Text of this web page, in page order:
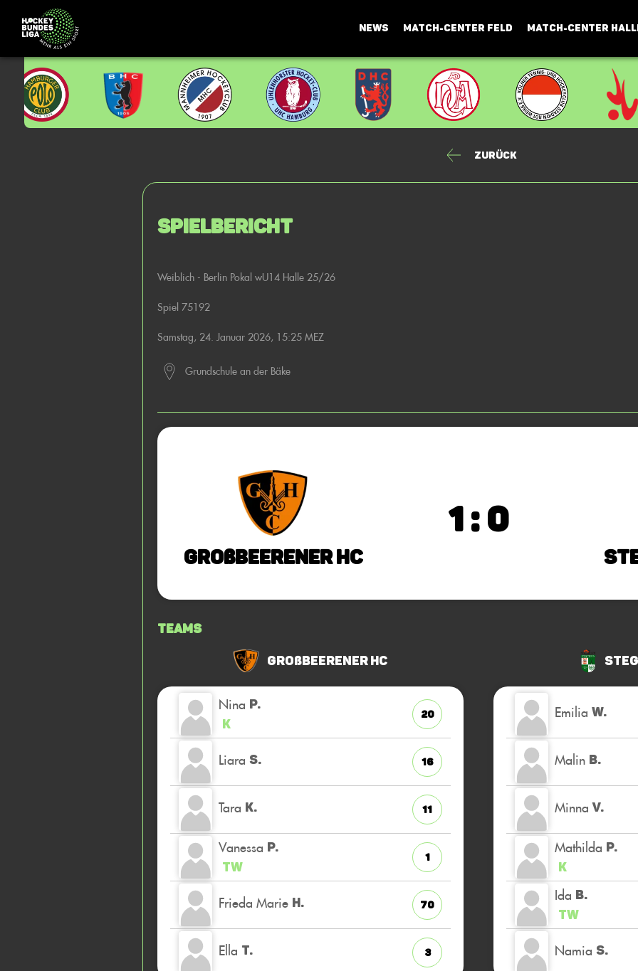
NEWS MATCH-CENTER FELD MATCH-CENTER
Zurück
Spielbericht
Weiblich - Berlin Pokal wU14 Halle 25/26
Spiel 75192
Samstag, 24. Januar 2026, 15:25 MEZ
Grundschule an der Bäke
Großbeerener HC
1 : 0
Teams
Großbeerener HC
Nina P.
K
20
Liara S. 16
Tara K. 11
Vanessa P.
TW
1
Frieda Marie H. 70
Ella T. 3
Emilia W.
Malin B.
Minna V.
Mathilda P.
K
Ida B.
TW
Namia S.